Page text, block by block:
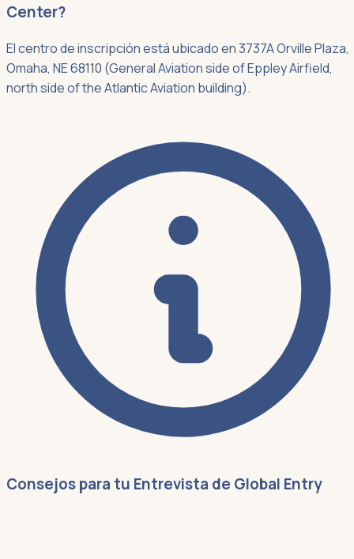
Center?
El centro de inscripción está ubicado en 3737A Orville Plaza,
Omaha, NE 68110 (General Aviation side of Eppley Airfield,
north side of the Atlantic Aviation building).
Consejos para tu Entrevista de Global Entry